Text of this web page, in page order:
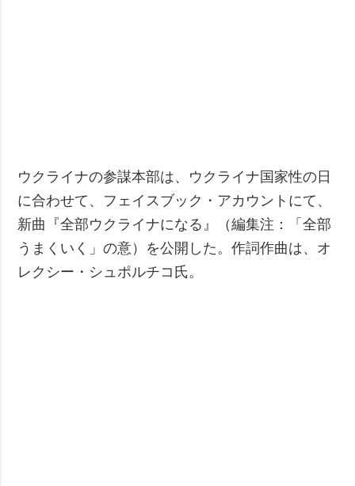
ウクライナの参謀本部は、ウクライナ国家性の日
に合わせて、フェイスブック・アカウントにて、
新曲『全部ウクライナになる』（編集注：「全部
うまくいく」の意）を公開した。作詞作曲は、オ
レクシー・シュポルチコ氏。